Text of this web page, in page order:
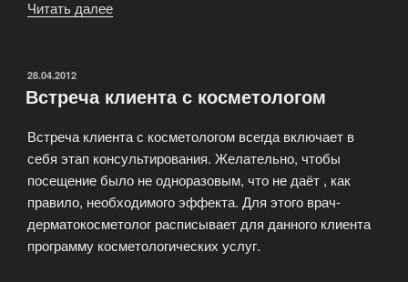
Читать далее
ОПУБЛИКОВАНО
28.04.2012
Встреча клиента с косметологом
Встреча клиента с косметологом всегда включает в
себя этап консультирования. Желательно, чтобы
посещение было не одноразовым, что не даёт , как
правило, необходимого эффекта. Для этого врач-
дерматокосметолог расписывает для данного клиента
программу косметологических услуг.